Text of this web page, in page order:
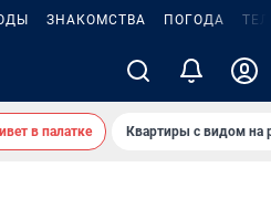
ЗНАКОМСТВА ПОГОДА
в палатке Квартиры с видом на